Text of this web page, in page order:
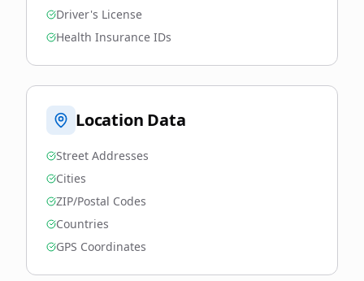
Driver's License
Health Insurance IDs
Location Data
Street Addresses
Cities
ZIP/Postal Codes
Countries
GPS Coordinates